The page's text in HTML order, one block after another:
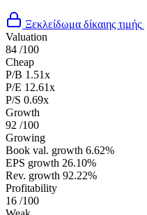
Ξεκλείδωμα δίκαιης τιμής
Valuation
84 /100
Cheap
P/B 1.51x
P/E 12.61x
P/S 0.69x
Growth
92 /100
Growing
Book val. growth 6.62%
EPS growth 26.10%
Rev. growth 92.22%
Profitability
16 /100